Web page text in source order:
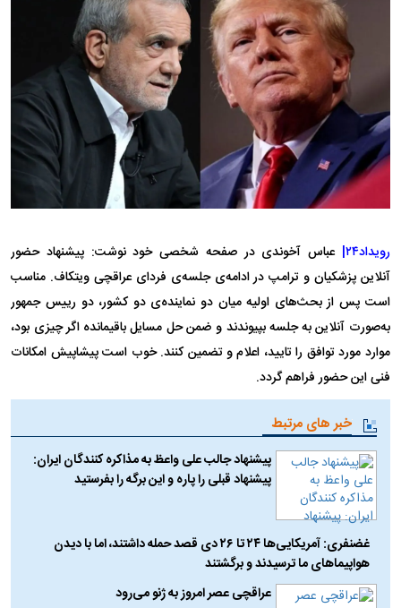
رویداد۲۴|
عباس آخوندی در صفحه شخصی خود نوشت: پیشنهاد‌ حضور
آنلاین پزشکیان و ترامپ در ادامه‌ی جلسه‌ی فردای عراقچی ویتکاف. مناسب
است پس از بحث‌های اولیه میان دو نماینده‌ی دو کشور، دو رییس جمهور
به‌صورت آنلاین به جلسه بپیوندند و ضمن حل مسایل باقیمانده اگر چیزی بود،
موارد مورد توافق را تایید، اعلام و تضمین کنند. خوب است پیشاپیش امکانات
فنی این حضور فراهم گردد.
خبر های مرتبط
پیشنهاد جالب علی واعظ به مذاکره کنندگان ایران:
پیشنهاد قبلی را پاره و این برگه را بفرستید
غضنفری: آمریکایی‌ها ۲۴ تا ۲۶ دی قصد حمله داشتند، اما با دیدن
هواپیماهای ما ترسیدند و برگشتند
عراقچی عصر امروز به ژنو می‌رود